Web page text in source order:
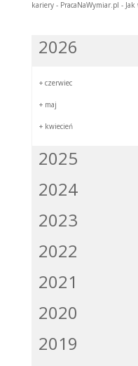
kariery - PracaNaWymiar.pl -
2026
+ czerwiec
+ maj
+ kwiecień
2025
2024
2023
2022
2021
2020
2019